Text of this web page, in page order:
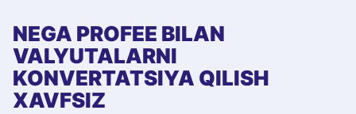
NEGA PROFEE BILAN
VALYUTALARNI
KONVERTATSIYA QILISH
XAVFSIZ